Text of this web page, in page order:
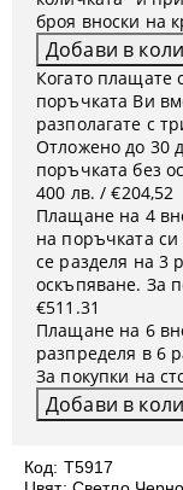
Код: T5917
броя вноски на
Когато плащате
поръчката Ви
разполагате с
Отложено до 30
поръчката без
400 лв. / €204,52
Плащане на 4
на поръчката
се разделя на 3
оскъпяване. За
€511.31
Плащане на 6
разпределя в 6
За покупки на